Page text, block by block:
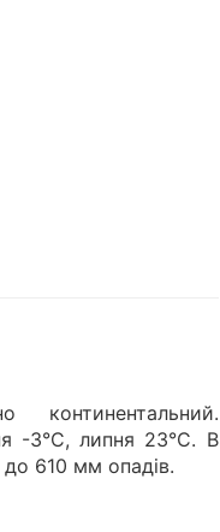
континентальний.
-3°С, липня 23°С. В
610 мм опадів.